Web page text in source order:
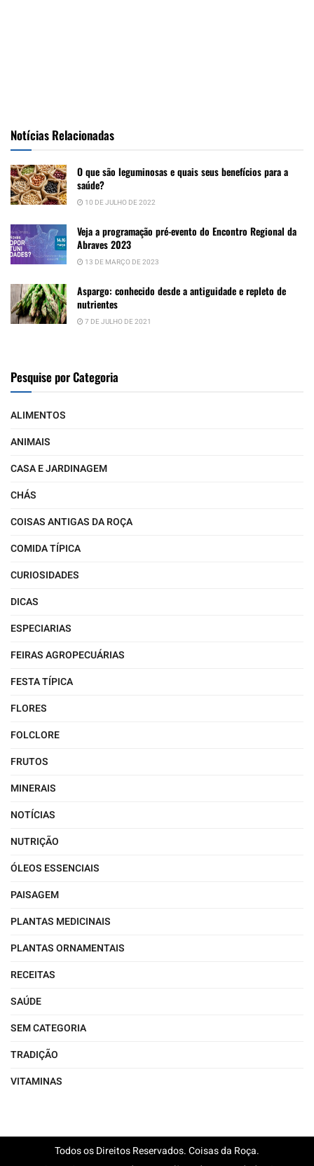
Notícias Relacionadas
O que são leguminosas e quais seus benefícios para a
saúde?
10 DE JULHO DE 2022
Veja a programação pré-evento do Encontro Regional da
Abraves 2023
13 DE MARÇO DE 2023
Aspargo: conhecido desde a antiguidade e repleto de
nutrientes
7 DE JULHO DE 2021
Pesquise por Categoria
ALIMENTOS
ANIMAIS
CASA E JARDINAGEM
CHÁS
COISAS ANTIGAS DA ROÇA
COMIDA TÍPICA
CURIOSIDADES
DICAS
ESPECIARIAS
FEIRAS AGROPECUÁRIAS
FESTA TÍPICA
FLORES
FOLCLORE
FRUTOS
MINERAIS
NOTÍCIAS
NUTRIÇÃO
ÓLEOS ESSENCIAIS
PAISAGEM
PLANTAS MEDICINAIS
PLANTAS ORNAMENTAIS
RECEITAS
SAÚDE
SEM CATEGORIA
TRADIÇÃO
VITAMINAS
Todos os Direitos Reservados. Coisas da Roça.